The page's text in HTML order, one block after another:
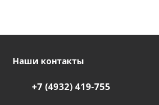
Наши контакты
+7 (4932) 419-755